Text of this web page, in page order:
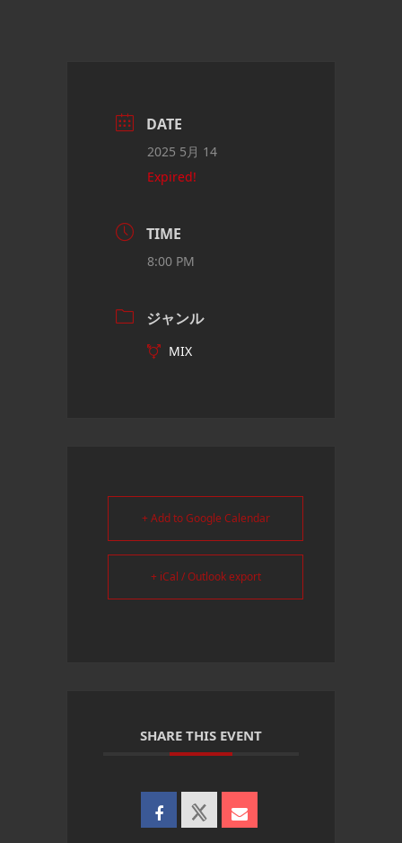
DATE
2025 5月 14
Expired!
TIME
8:00 PM
ジャンル
MIX
+ Add to Google Calendar
+ iCal / Outlook export
SHARE THIS EVENT